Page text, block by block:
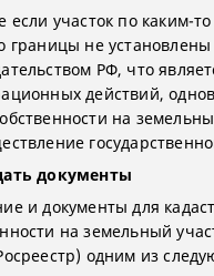
если участок по каким-
границы не
РФ, что
действий,
на
документы
и документы для
на земельный
одним из